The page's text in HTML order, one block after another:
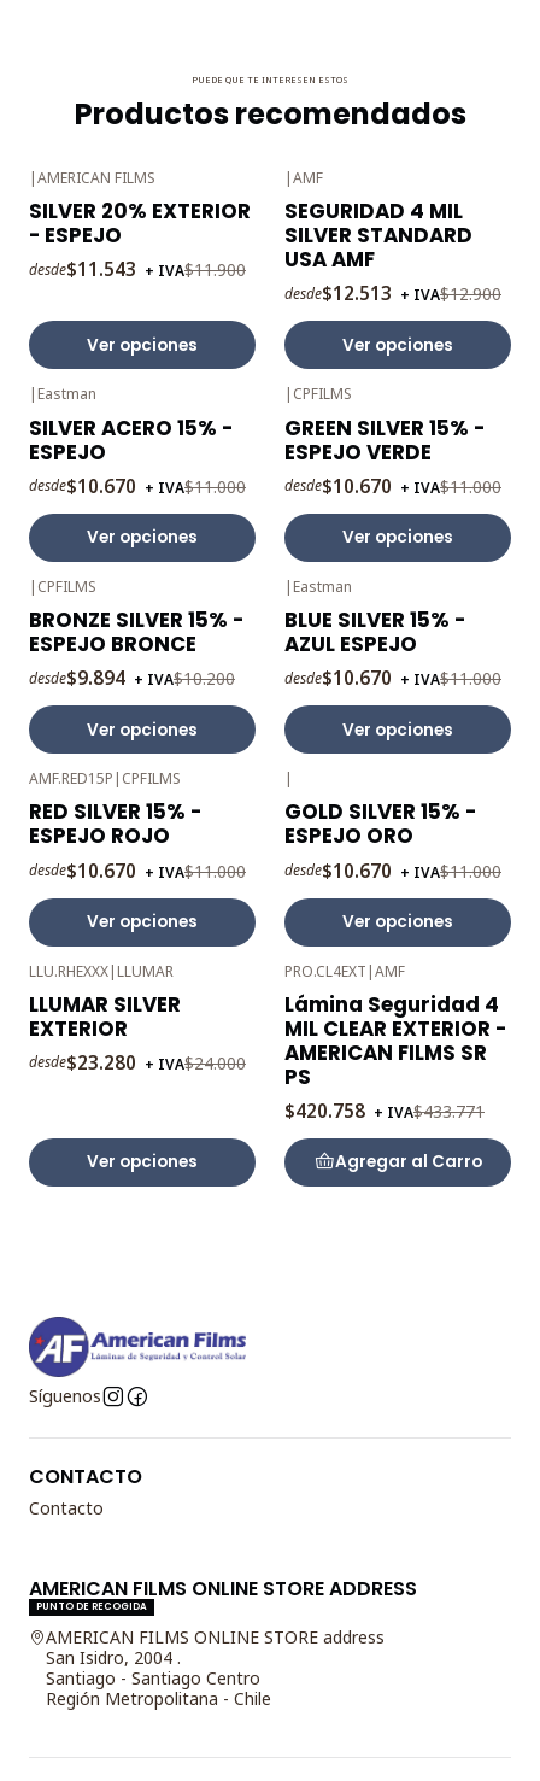
PUEDE QUE TE INTERESEN ESTOS
Productos recomendados
-3%
OFF
|AMERICAN FILMS
SILVER 20% EXTERIOR
- ESPEJO
desde$11.543 + IVA$11.900
Ver opciones
-3%
OFF
|AMF
SEGURIDAD 4 MIL
SILVER STANDARD
USA AMF
desde$12.513 + IVA$12.900
Ver opciones
-3%
OFF
| Eastman
SILVER ACERO 15% -
ESPEJO
desde$10.670 + IVA$11.000
Ver opciones
-3%
OFF
| CPFILMS
GREEN SILVER 15% -
ESPEJO VERDE
desde$10.670 + IVA$11.000
Ver opciones
-3%
OFF
| CPFILMS
BRONZE SILVER 15% -
ESPEJO BRONCE
desde$9.894 + IVA$10.200
Ver opciones
-3%
OFF
| Eastman
BLUE SILVER 15% -
AZUL ESPEJO
desde$10.670 + IVA$11.000
Ver opciones
-3%
OFF
AMF.RED15P | CPFILMS
RED SILVER 15% -
ESPEJO ROJO
desde$10.670 + IVA$11.000
Ver opciones
-3%
OFF
|
GOLD SILVER 15% -
ESPEJO ORO
desde$10.670 + IVA$11.000
Ver opciones
-3%
OFF
LLU.RHEXXX| LLUMAR
LLUMAR SILVER
EXTERIOR
desde$23.280 + IVA$24.000
Ver opciones
-3%
OFF
PRO.CL4EXT |AMF
Lámina Seguridad 4
MIL CLEAR EXTERIOR -
AMERICAN FILMS SR
PS
$420.758 + IVA$433.771
Agregar al Carro
Síguenos
CONTACTO
Contacto
AMERICAN FILMS ONLINE STORE ADDRESS
PUNTO DE RECOGIDA
AMERICAN FILMS ONLINE STORE address
San Isidro, 2004 .
Santiago - Santiago Centro
Región Metropolitana - Chile